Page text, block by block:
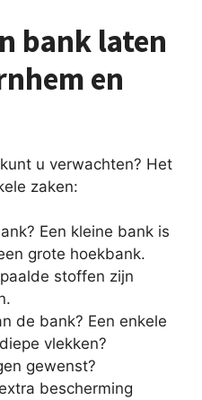
bank laten
en
u verwachten? Het
zaken:
Een kleine bank is
grote hoekbank.
stoffen zijn
de bank? Een enkele
vlekken?
gewenst?
bescherming